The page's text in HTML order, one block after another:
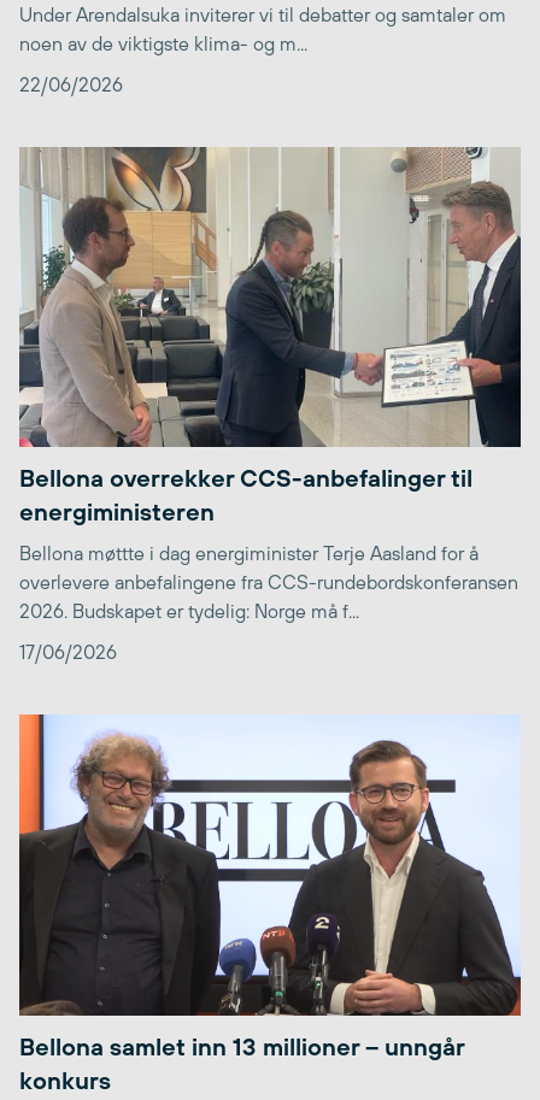
Under Arendalsuka inviterer vi til debatter og samtaler om
noen av de viktigste klima- og m...
22/06/2026
Bellona overrekker CCS-anbefalinger til
energiministeren
Bellona møttte i dag energiminister Terje Aasland for å
overlevere anbefalingene fra CCS-rundebordskonferansen
2026. Budskapet er tydelig: Norge må f...
17/06/2026
Bellona samlet inn 13 millioner – unngår
konkurs